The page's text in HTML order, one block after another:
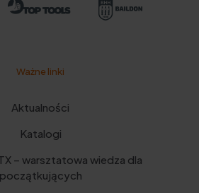
Ważne linki
Aktualności
Katalogi
– warsztatowa wiedza dla
początkujących